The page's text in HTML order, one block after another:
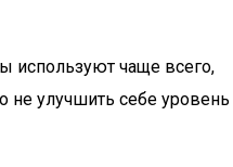
используют чаще всего,
не улучшить себе уровень